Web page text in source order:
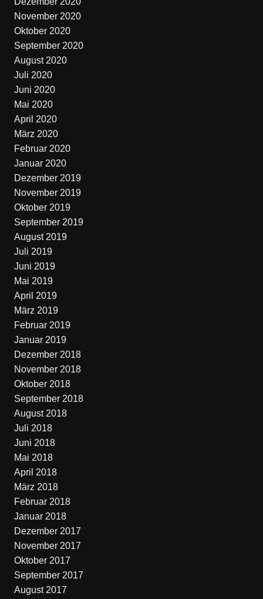
November 2020
Oktober 2020
September 2020
August 2020
Juli 2020
Juni 2020
Mai 2020
April 2020
März 2020
Februar 2020
Januar 2020
Dezember 2019
November 2019
Oktober 2019
September 2019
August 2019
Juli 2019
Juni 2019
Mai 2019
April 2019
März 2019
Februar 2019
Januar 2019
Dezember 2018
November 2018
Oktober 2018
September 2018
August 2018
Juli 2018
Juni 2018
Mai 2018
April 2018
März 2018
Februar 2018
Januar 2018
Dezember 2017
November 2017
Oktober 2017
September 2017
August 2017